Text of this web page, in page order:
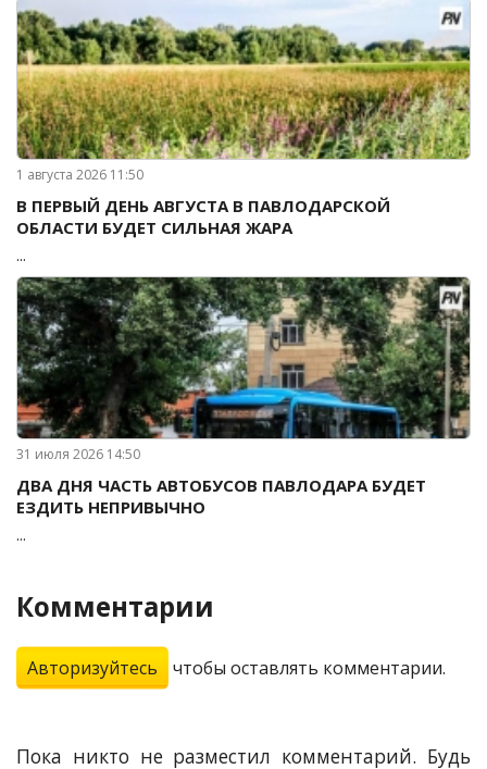
1 августа 2026 11:50
В ПЕРВЫЙ ДЕНЬ АВГУСТА В ПАВЛОДАРСКОЙ
ОБЛАСТИ БУДЕТ СИЛЬНАЯ ЖАРА
...
31 июля 2026 14:50
ДВА ДНЯ ЧАСТЬ АВТОБУСОВ ПАВЛОДАРА БУДЕТ
ЕЗДИТЬ НЕПРИВЫЧНО
...
Комментарии
Авторизуйтесь чтобы оставлять комментарии.
Пока никто не разместил комментарий. Будь